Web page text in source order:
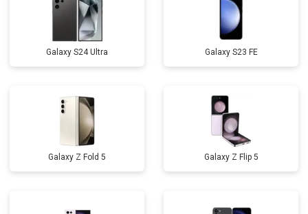
Galaxy S24 Ultra Galaxy S23 FE
Galaxy Z Fold 5 Galaxy Z Flip 5